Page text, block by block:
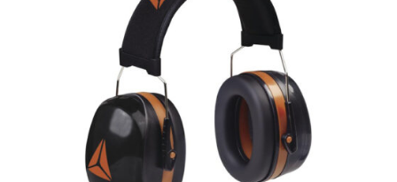
productpagina